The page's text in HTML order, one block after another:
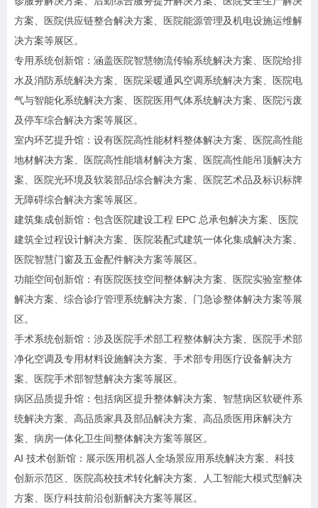
方案、医院供应链整合解决方案、医院能源管理及机电设施运维解
决方案等展区。
专用系统创新馆：涵盖医院智慧物流传输系统解决方案、医院给排
水及消防系统解决方案、医院采暖通风空调系统解决方案、医院电
气与智能化系统解决方案、医院医用气体系统解决方案、医院污废
及停车综合解决方案等展区。
室内环艺提升馆：设有医院高性能材料整体解决方案、医院高性能
地材解决方案、医院高性能墙材解决方案、医院高性能吊顶解决方
案、医院光环境及软装部品综合解决方案、医院艺术品及标识标牌
无障碍综合解决方案等展区。
建筑集成创新馆：包含医院建设工程 EPC 总承包解决方案、医院
建筑全过程设计解决方案、医院装配式建筑一体化集成解决方案、
医院智慧门窗及五金配件解决方案等展区。
功能空间创新馆：有医院医技空间整体解决方案、医院实验室整体
解决方案、综合诊疗管理系统解决方案、门急诊整体解决方案等展
区。
手术系统创新馆：涉及医院手术部工程整体解决方案、医院手术部
净化空调及专用材料设施解决方案、手术部专用医疗设备解决方
案、医院手术部智慧解决方案等展区。
病区品质提升馆：包括病区提升整体解决方案、智慧病区软硬件系
统解决方案、高品质家具及部品解决方案、高品质医用床解决方
案、病房一体化卫生间整体解决方案等展区。
AI 技术创新馆：展示医用机器人全场景应用系统解决方案、科技
创新示范区、医院高校技术转化解决方案、人工智能大模式型解决
方案、医疗科技前沿创新解决方案等展区。